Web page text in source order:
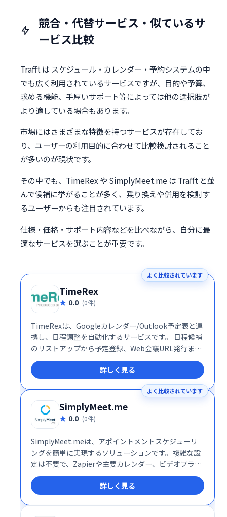
競合・代替サービス・似ているサ
ービス比較
Trafft は スケジュール・カレンダー・予約システムの中
でも広く利用されているサービスですが、目的や予算、
求める機能、手厚いサポート等によっては他の選択肢が
より適している場合もあります。
市場にはさまざまな特徴を持つサービスが存在してお
り、ユーザーの利用目的に合わせて比較検討されること
が多いのが現状です。
その中でも、TimeRex や SimplyMeet.me は Trafft と並
んで候補に挙がることが多く、乗り換えや併用を検討す
るユーザーからも注目されています。
仕様・価格・サポート内容などを比べながら、自分に最
適なサービスを選ぶことが重要です。
よく比較されています
TimeRex
0.0 (0件)
TimeRexは、Googleカレンダー/Outlook予定表と連
携し、日程調整を自動化するサービスです。 日程候補
のリストアップから予定登録、Web会議URL発行まで
を自動化。ページを作成しURLを共有するだけで、簡
単に日程調整できます。ビジネスシーンにおける面倒
な日程調整業務を効率化し、時間と労力を節約しま
す。
詳しく見る
よく比較されています
SimplyMeet.me
0.0 (0件)
SimplyMeet.meは、アポイントメントスケジューリ
ングを簡単に実現するソリューションです。複雑な設
定は不要で、Zapierや主要カレンダー、ビデオプラッ
トフォームとの統合も可能です。スムーズな予約管理
で、お客様と効率的なミーティングを実現します。業
務効率化に繋がるシンプルで使いやすいシステムで
す。
詳しく見る